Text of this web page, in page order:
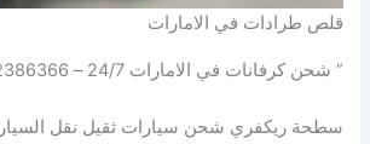
قلص طرادات في الامارات
” شحن كرفانات في الامارات 24/7 – 00971562386366 “
سطحة ريكفري شحن سيارات ثقيل نقل